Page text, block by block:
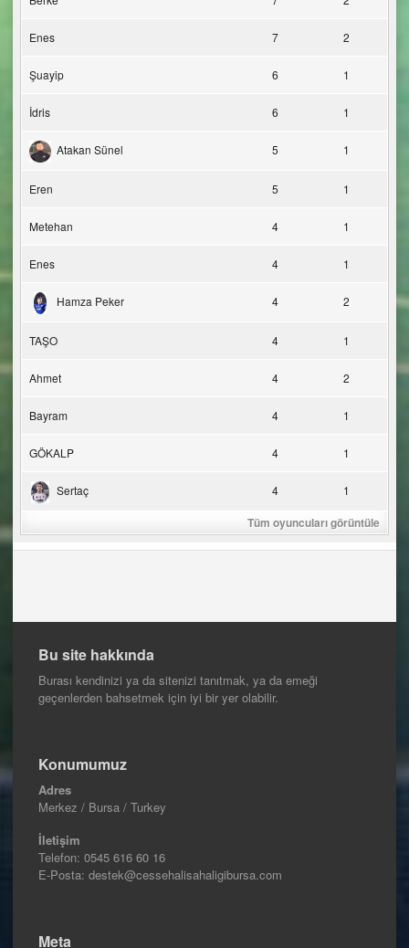
Enes 7 2
Şuayip 6 1
İdris 6 1
Atakan Sünel 5 1
Eren 5 1
Metehan 4 1
Enes 4 1
Hamza Peker 4 2
TAŞO 4 1
Ahmet 4 2
Bayram 4 1
GÖKALP 4 1
Sertaç 4 1
Tüm oyuncuları görüntüle
Bu site hakkında
Burası kendinizi ya da sitenizi tanıtmak, ya da emeği
geçenlerden bahsetmek için iyi bir yer olabilir.
Konumumuz
Adres
Merkez / Bursa / Turkey
İletişim
Telefon: 0545 616 60 16
E-Posta: destek@cessehalisahaligibursa.com
Meta